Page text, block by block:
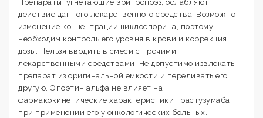
Препараты, угнетающие эритропоэз, ослабляют
действие данного лекарственного средства. Возможно
изменение концентрации циклоспорина, поэтому
необходим контроль его уровня в крови и коррекция
дозы. Нельзя вводить в смеси с прочими
лекарственными средствами. Не допустимо извлекать
препарат из оригинальной емкости и переливать его
другую. Эпоэтин альфа не влияет на
фармакокинетические характеристики трастузумаба
при применении его у онкологических больных.